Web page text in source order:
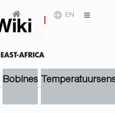
EN
Bobines